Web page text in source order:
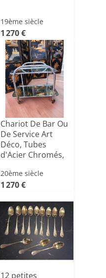
19ème siècle
1 270 €
Chariot De Bar Ou
De Service Art
Déco, Tubes
d'Acier Chromés,
20ème siècle
1 270 €
12 petites